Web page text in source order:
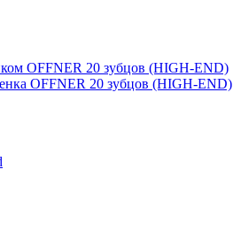
OFFNER 20 зубцов (HIGH-END)
OFFNER 20 зубцов (HIGH-END)